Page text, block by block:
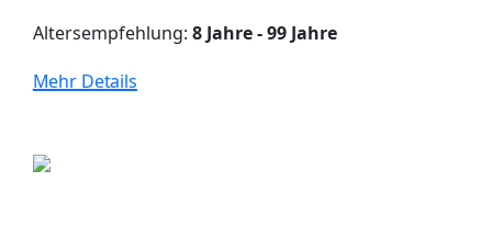
Altersempfehlung: 8 Jahre - 99 Jahre
Mehr Details